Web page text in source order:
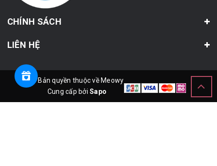
CHÍNH SÁCH
LIÊN HỆ
© Bản quyền thuộc về Meowy
Cung cấp bởiSapo